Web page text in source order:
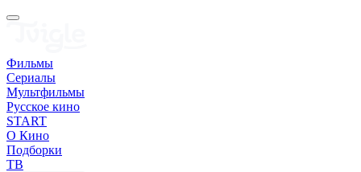
Фильмы
Сериалы
Мультфильмы
Русское кино
START
О Кино
Подборки
ТВ